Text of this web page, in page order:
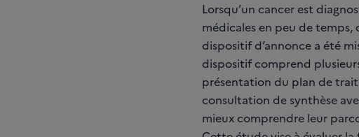
Lorsqu’un cancer est
médicales en peu de temps,
dispositif d’annonce a été
dispositif comprend
présentation du plan de
consultation de synthèse
mieux comprendre leur